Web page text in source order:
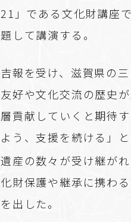
21」である文化財講座
題して講演する。
吉報を受け、滋賀県の
友好や文化交流の歴史
層貢献していくと期待
よう、支援を続ける」
遺産の数々が受け継が
化財保護や継承に携わ
を出した。